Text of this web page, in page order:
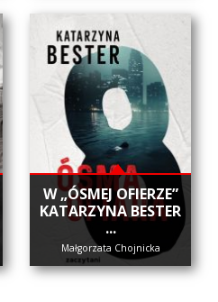
W „ÓSMEJ OFIERZE”
KATARZYNA BESTER
...
Małgorzata Chojnicka